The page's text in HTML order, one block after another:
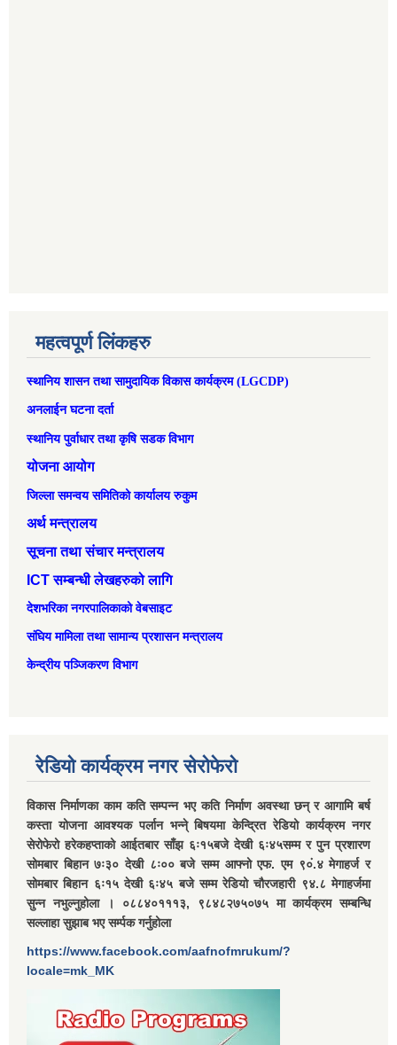
महत्वपूर्ण लिंकहरु
स्थानिय शासन तथा सामुदायिक विकास कार्यक्रम (LGCDP)
अनलाईन घटना दर्ता
स्थानिय पुर्वाधार तथा कृषि सडक विभाग
योजना आयोग
जिल्ला समन्वय समितिको कार्यालय रुकुम
अर्थ मन्त्रालय
सूचना तथा संचार मन्त्रालय
ICT सम्बन्धी लेखहरुको लागि
देशभरिका नगरपालिकाको वेबसाइट
संघिय मामिला तथा सामान्‍य प्रशासन मन्त्रालय
केन्द्रीय पञ्जिकरण विभाग
रेडियो कार्यक्रम नगर सेरोफेरो
विकास निर्माणका काम कति सम्पन्न भए कति निर्माण अवस्था छन् र आगामि बर्ष
कस्ता योजना आवश्यक पर्लान भन्ने् बिषयमा केन्द्रित रेडियो कार्यक्रम नगर
सेरोफेरो हरेकहप्ताको आईतबार साँझ ६ः१५बजे देखी ६ः४५सम्म र पुन प्रशारण
सोमबार बिहान ७ः३० देखी ८ः०० बजे सम्म आफ्नो एफ. एम ९०ं.४ मेगाहर्ज र
सोमबार बिहान ६ः१५ देखी ६ः४५ बजे सम्म रेडियो चौरजहारी ९४.८ मेगाहर्जमा
सुन्न नभुल्नुहोला । ०८८४०१११३, ९८४८२७५०७५ मा कार्यक्रम सम्बन्धि
सल्लाहा सुझाब भए सर्म्पक गर्नुहोला
https://www.facebook.com/aafnofmrukum/?
locale=mk_MK